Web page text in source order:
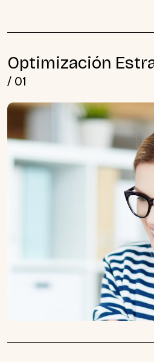
Optimización Estr
/ 01